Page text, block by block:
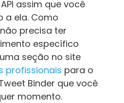
assim que você
a ela. Como
precisa ter
específico
seção no site
profissionais para o
Binder que você
momento.